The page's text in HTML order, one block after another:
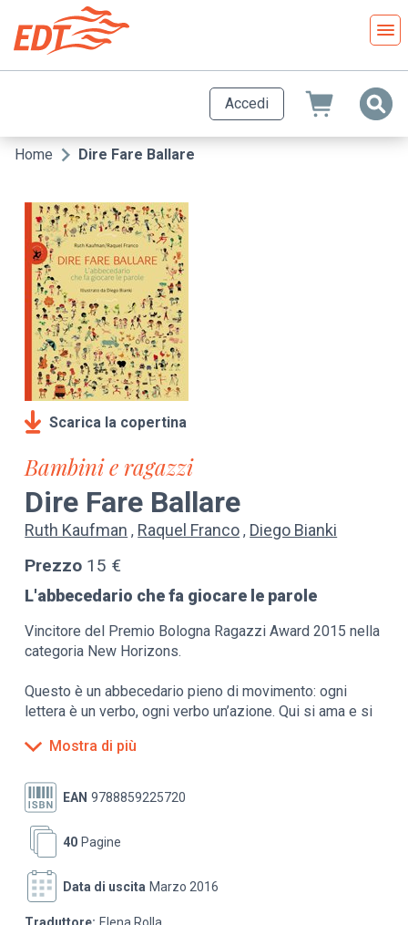
contenuto
principale
Accedi
Briciole
pane
Home Dire Fare Ballare
Scarica la copertina
Bambini e ragazzi
Dire Fare Ballare
Ruth Kaufman Raquel Franco Diego Bianki
Prezzo 15 €
L'abbecedario che fa giocare le parole
Vincitore del Premio Bologna Ragazzi Award 2015 nella
categoria New Horizons.
Questo è un abbecedario pieno di movimento: ogni
lettera è un verbo, ogni verbo un’azione. Qui si ama e si
crepapelle e si finisce zigzagando! Perché imparare
un’avventura piena di gioia e divertimento.
DA 5 ANNI
Mostra di più
EAN 9788859225720
Pagine
40
Data di uscita Marzo 2016